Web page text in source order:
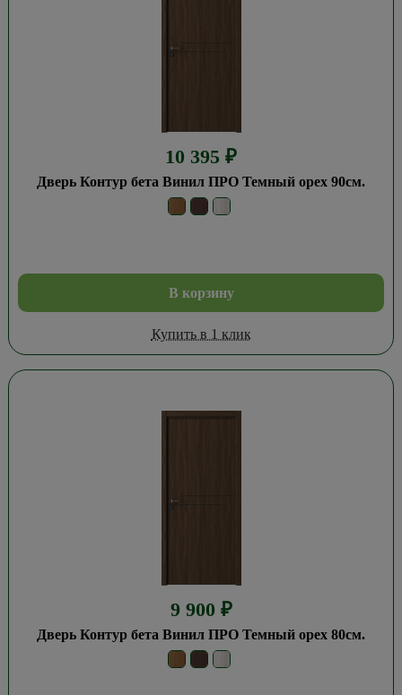
10 395 ₽
Дверь Контур бета Винил ПРО Темный орех 90см.
В корзину
Купить в 1 клик
9 900 ₽
Дверь Контур бета Винил ПРО Темный орех 80см.